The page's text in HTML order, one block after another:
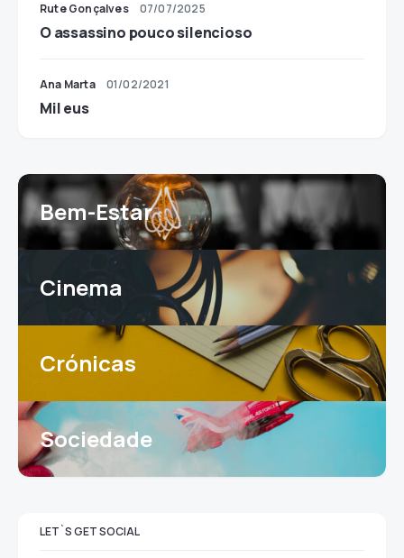
Rute Gonçalves 07/07/2025
O assassino pouco silencioso
Ana Marta 01/02/2021
Mil eus
Bem-Estar
Cinema
Crónicas
Sociedade
LET`S GET SOCIAL